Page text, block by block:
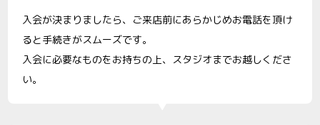
入会が決まりましたら、ご来店前にあらかじめお電話を頂け
ると手続きがスムーズです。
入会に必要なものをお持ちの上、スタジオまでお越しくださ
い。